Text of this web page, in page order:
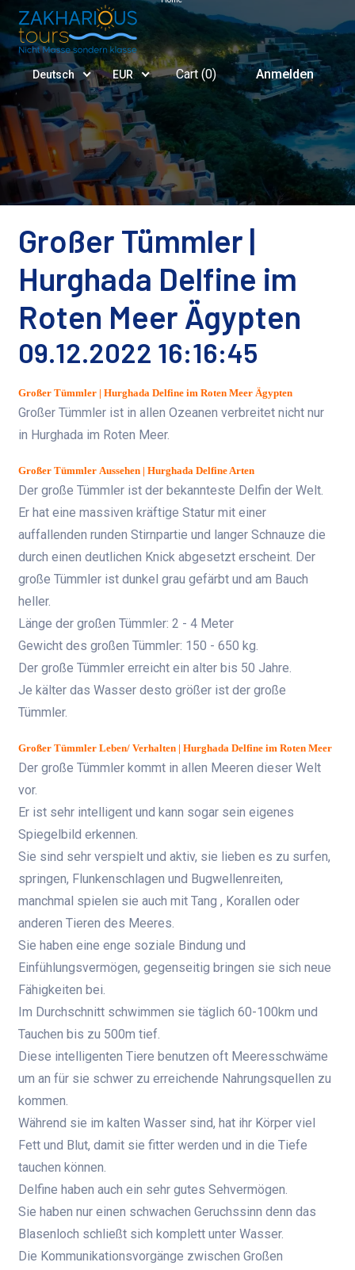
Deutsch EUR Cart (0) Anmelden
Großer Tümmler |
Hurghada Delfine im
Roten Meer Ägypten
09.12.2022 16:16:45
Großer Tümmler | Hurghada Delfine im Roten Meer Ägypten
Großer Tümmler ist in allen Ozeanen verbreitet nicht nur
in Hurghada im Roten Meer.
Großer TümmlerAussehen | Hurghada Delfine Arten
Der große Tümmler ist der bekannteste Delfin der Welt.
Er hat eine massiven kräftige Statur mit einer
auffallenden runden Stirnpartie und langer Schnauze die
durch einen deutlichen Knick abgesetzt erscheint. Der
große Tümmler ist dunkel grau gefärbt und am Bauch
heller.
Länge der großen Tümmler: 2 - 4 Meter
Gewicht des großen Tümmler: 150 - 650 kg.
Der große Tümmler erreicht ein alter bis 50 Jahre.
Je kälter das Wasser desto größer ist der große
Tümmler.
Großer TümmlerLeben/ Verhalten | Hurghada Delfine im Roten Meer
Der große Tümmler kommt in allen Meeren dieser Welt
vor.
Er ist sehr intelligent und kann sogar sein eigenes
Spiegelbild erkennen.
Sie sind sehr verspielt und aktiv, sie lieben es zu surfen,
springen, Flunkenschlagen und Bugwellenreiten,
manchmal spielen sie auch mit Tang , Korallen oder
anderen Tieren des Meeres.
Sie haben eine enge soziale Bindung und
Einfühlungsvermögen, gegenseitig bringen sie sich neue
Fähigkeiten bei.
Im Durchschnitt schwimmen sie täglich 60-100km und
Tauchen bis zu 500m tief.
Diese intelligenten Tiere benutzen oft Meeresschwäme
um an für sie schwer zu erreichende Nahrungsquellen zu
kommen.
Während sie im kalten Wasser sind, hat ihr Körper viel
Fett und Blut, damit sie fitter werden und in die Tiefe
tauchen können.
Delfine haben auch ein sehr gutes Sehvermögen.
Sie haben nur einen schwachen Geruchssinn denn das
Blasenloch schließt sich komplett unter Wasser.
Die Kommunikationsvorgänge zwischen Großen